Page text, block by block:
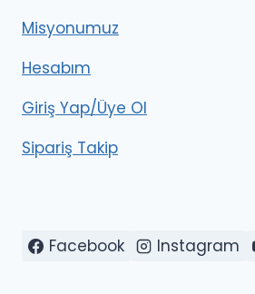
Misyonumuz
Hesabım
Giriş Yap/Üye Ol
Sipariş Takip
Facebook Instagram